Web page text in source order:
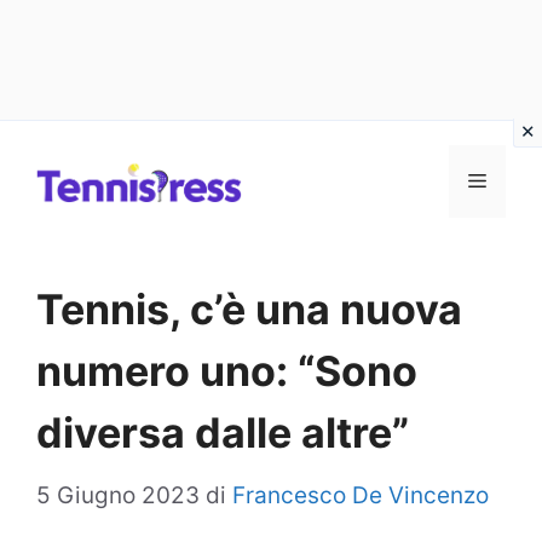
MENU
Tennis, c’è una nuova
numero uno: “Sono
diversa dalle altre”
5 Giugno 2023 di Francesco De Vincenzo